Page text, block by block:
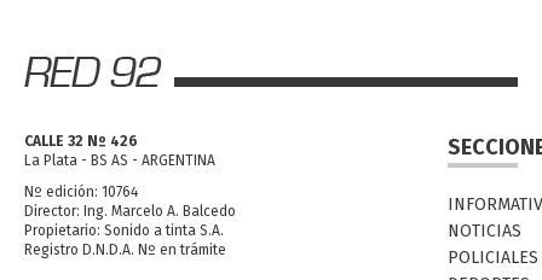
CALLE 32 Nº 426
La Plata - BS AS - ARGENTINA
Nº edición: 10764
Director: Ing. Marcelo A. Balcedo
Propietario: Sonido a tinta S.A.
Registro D.N.D.A. Nº en trámite
NOTICIAS
POLICIALES